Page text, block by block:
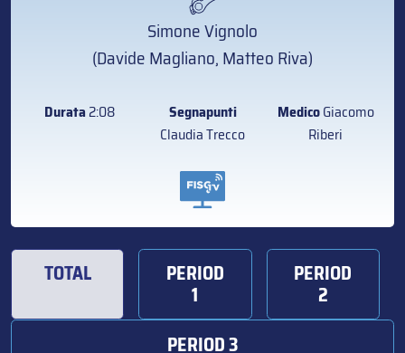
Simone Vignolo
(Davide Magliano, Matteo Riva)
Durata2:08
Segnapunti
Claudia Trecco
MedicoGiacomo
Riberi
TOTAL PERIOD
1
PERIOD
2
PERIOD 3